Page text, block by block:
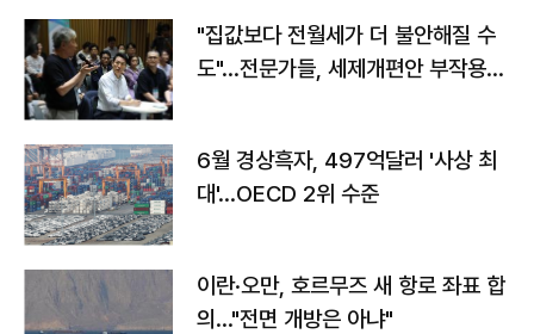
"집값보다 전월세가 더 불안해질 수
도"…전문가들, 세제개편안 부작용
6월 경상흑자, 497억달러 '사상 최
대'…OECD 2위 수준
이란·오만, 호르무즈 새 항로 좌표 합
의…"전면 개방은 아냐"